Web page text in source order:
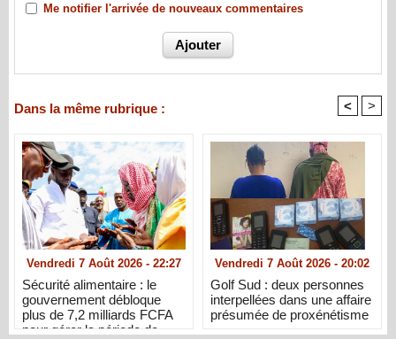
Me notifier l'arrivée de nouveaux commentaires
Dans la même rubrique : < >
Vendredi 7 Août 2026 - 22:27
Sécurité alimentaire : le
gouvernement débloque
plus de 7,2 milliards FCFA
pour gérer la période de
Vendredi 7 Août 2026 - 20:02
Golf Sud : deux personnes
interpellées dans une affaire
présumée de proxénétisme